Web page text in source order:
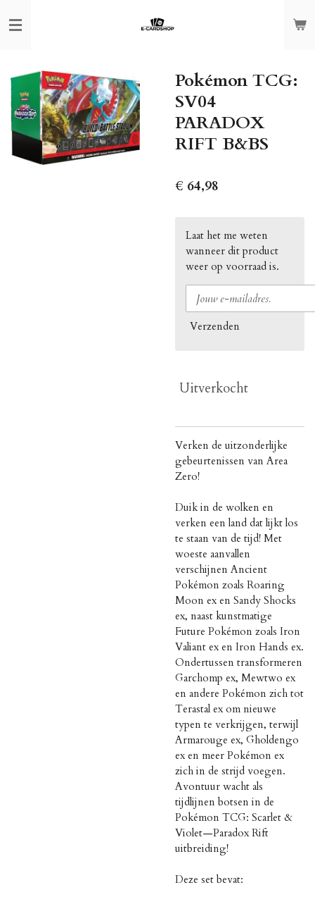
direct
hoofdinhoud
Pokémon TCG:
SV04
PARADOX
RIFT B&BS
€ 64,98
Laat het me weten
wanneer dit product
weer op voorraad is.
Verzenden
Uitverkocht
Verken de uitzonderlijke
gebeurtenissen van Area
Zero!
Duik in de wolken en
verken een land dat lijkt los
te staan van de tijd! Met
woeste aanvallen
verschijnen Ancient
Pokémon zoals Roaring
Moon ex en Sandy Shocks
ex, naast kunstmatige
Future Pokémon zoals Iron
Valiant ex en Iron Hands ex.
Ondertussen transformeren
Garchomp ex, Mewtwo ex
en andere Pokémon zich tot
Terastal ex om nieuwe
typen te verkrijgen, terwijl
Armarouge ex, Gholdengo
ex en meer Pokémon ex
zich in de strijd voegen.
Avontuur wacht als
tijdlijnen botsen in de
Pokémon TCG: Scarlet &
Violet—Paradox Rift
uitbreiding!
Deze set bevat: